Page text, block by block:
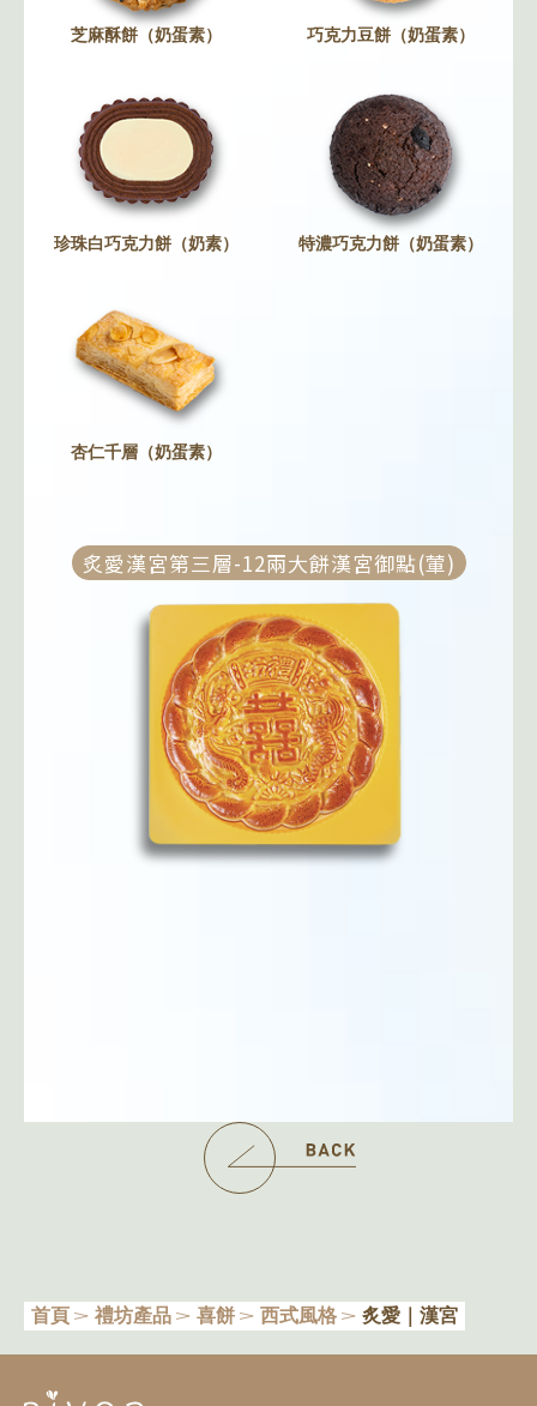
芝麻酥餅（奶蛋素） 巧克力豆餅（奶蛋素）
珍珠白巧克力餅（奶素） 特濃巧克力餅（奶蛋素）
杏仁千層（奶蛋素）
炙愛漢宮第三層-12兩大餅漢宮御點(葷)
首頁 禮坊產品 喜餅 西式風格 炙愛｜漢宮